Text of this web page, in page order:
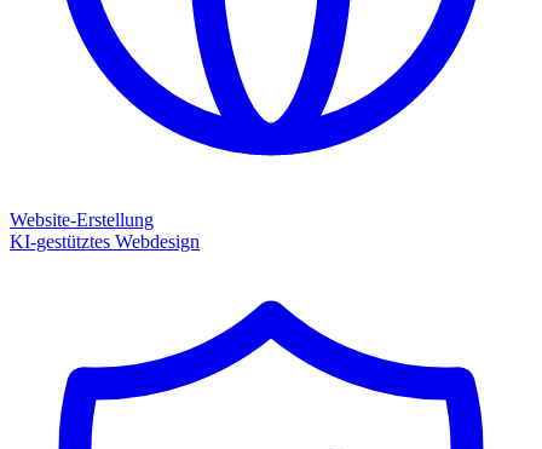
Website-Erstellung
KI-gestütztes Webdesign